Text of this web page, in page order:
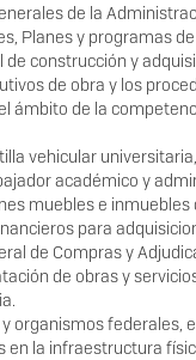
de la
Planes y programas
construcción y
de obra y los
ámbito de la
vehicular
académico y
muebles e inmuebles
para
de Compras y
de obras y
organismos federales,
la infraestructura